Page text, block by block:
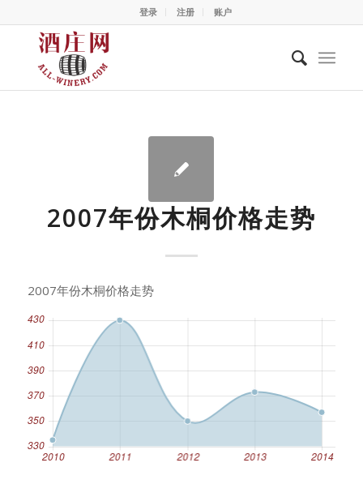
登录 注册 账户
2007年份木桐价格走势
2007年份木桐价格走势